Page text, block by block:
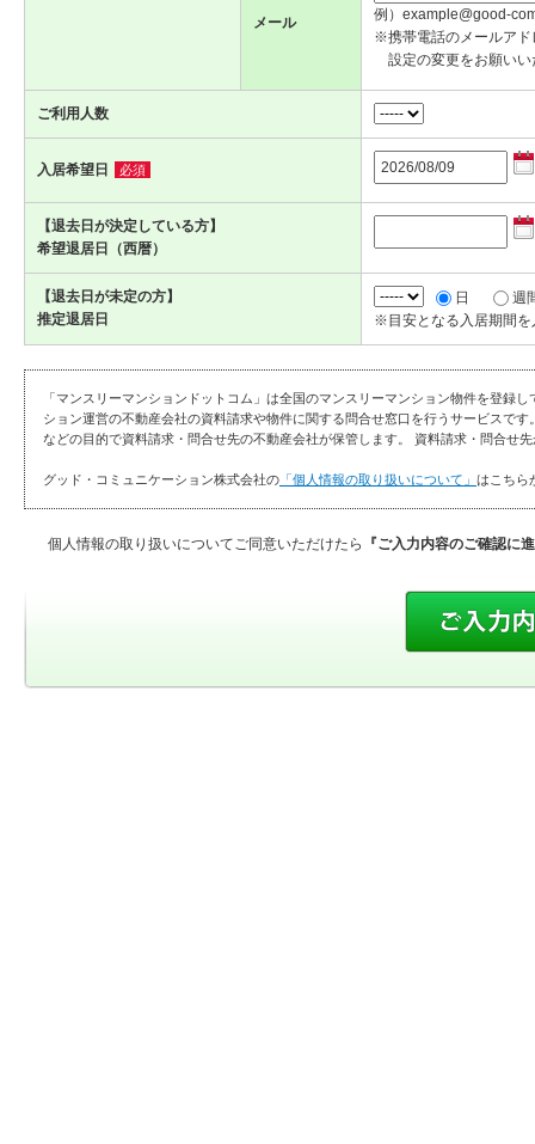
メール
例）example@good-
※携帯電話のメールアド
設定の変更をお願いい
ご利用人数
入居希望日 必須
【退去日が決定している方】
希望退居日（西暦）
【退去日が未定の方】
推定退居日
日
週
※目安となる入居期間を
「マンスリーマンションドットコム」は全国のマンスリーマンション物件を登録
ション運営の不動産会社の資料請求や物件に関する問合せ窓口を行うサービスで
などの目的で資料請求・問合せ先の不動産会社が保管します。 資料請求・問合せ
グッド・コミュニケーション株式会社の 「個人情報の取り扱いについて」 はこちら
個人情報の取り扱いについてご同意いただけたら 『ご入力内容のご確認に